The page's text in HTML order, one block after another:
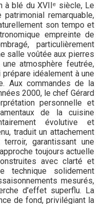
à blé du XVIIᵉ siècle, Le
patrimonial remarquable,
son tempo et
empreinte de
particulièrement
salle voûtée aux pierres
atmosphère feutrée,
idéalement à une
Aux commandes de la
2000, le chef Gérard
personnelle et
de la cuisine
évolutive et
traduit un attachement
garantissant une
toujours actuelle
avec clarté et
technique solidement
mesurés,
d’effet superflu. La
de fond, privilégiant la